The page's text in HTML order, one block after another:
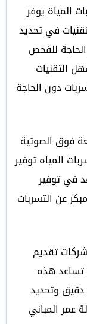
المياة يوفر
في تحديد
للفحص
التقنيات
دون الحاجة
فوق الصوتية
المياه توفير
في توفير
عن التسربات
تقديم
تساعد هذه
دقيق وتحديد
عمر المباني